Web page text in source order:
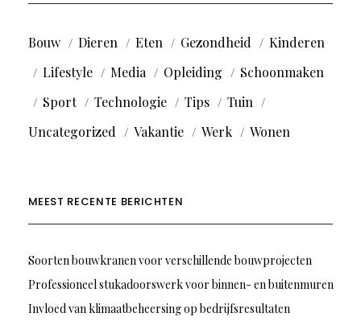
Bouw Dieren Eten Gezondheid
Kinderen
Lifestyle
Media Opleiding
Schoonmaken
Sport
Technologie Tips
Tuin
Uncategorized
Vakantie Werk Wonen
MEEST RECENTE BERICHTEN
Soorten bouwkranen voor verschillende bouwprojecten
Professioneel stukadoorswerk voor binnen- en buitenmuren
Invloed van klimaatbeheersing op bedrijfsresultaten